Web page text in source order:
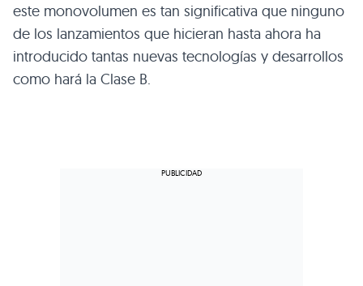
este monovolumen es tan significativa que ninguno
de los lanzamientos que hicieran hasta ahora ha
introducido tantas nuevas tecnologías y desarrollos
como hará la Clase B.